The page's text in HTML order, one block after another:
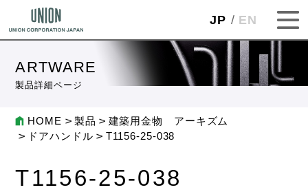
JP EN
ARTWARE
製品詳細ページ
HOME 製品
建築用金物 アーキズム
ドアハンドル
T1156-25-038
T1156-25-038